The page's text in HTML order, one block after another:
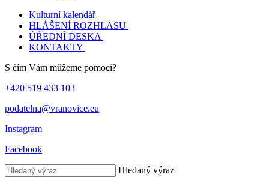
Kulturní kalendář
HLÁŠENÍ ROZHLASU
ÚŘEDNÍ DESKA
KONTAKTY
S čím Vám můžeme pomoci?
+420 519 433 103
podatelna@vranovice.eu
Instagram
Facebook
Hledaný výraz